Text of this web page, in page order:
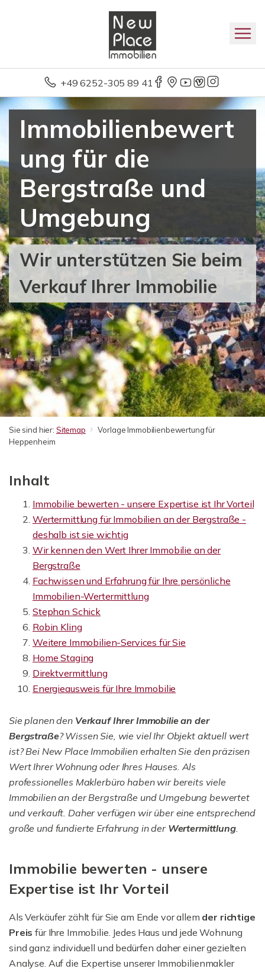
+49 6252-305 89 41
Immobilienbewert
ung für die
Bergstraße und
Umgebung
Wir unterstützen Sie beim
Verkauf Ihrer Immobilie
Sie sind hier: Sitemap
Vorlage Immobilienbewertung für
Heppenheim
Inhalt
Immobilie bewerten - unsere Expertise ist Ihr Vorteil
Wertermittlung für Immobilien an der Bergstraße -
deshalb ist sie wichtig
Wir kennen den Wert Ihrer Immobilie an der
Bergstraße
Fachwissen und Erfahrung für Ihre persönliche
Immobilien-Wertermittlung
Stephan Schick
Robin Kling
Weitere Immobilien-Services für Sie
Home Staging
Direktvermittlung
Energieausweis für Ihre Immobilie
Sie planen den Verkauf Ihrer Immobilie an der
Bergstraße? Wissen Sie, wie viel Ihr Objekt aktuell wert
ist? Bei New Place Immobilien erhalten Sie den präzisen
Wert Ihrer Wohnung oder Ihres Hauses. Als
professionelles Maklerbüro haben wir bereits viele
Immobilien an der Bergstraße und Umgebung bewertet
und verkauft. Daher verfügen wir über eine entsprechend
große und fundierte Erfahrung in der Wertermittlung.
Immobilie bewerten - unsere
Expertise ist Ihr Vorteil
Als Verkäufer zählt für Sie am Ende vor allem der richtige
Preis für Ihre Immobilie. Jedes Haus und jede Wohnung
sind ganz individuell und bedürfen daher einer gezielten
Analyse. Auf die Expertise unserer Immobilienmakler